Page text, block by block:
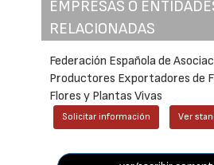
EMPRESAS O
RELACIONADAS
Federación Española de
Productores Exportadores de
Flores y Plantas Vivas
Solicitar información Ver